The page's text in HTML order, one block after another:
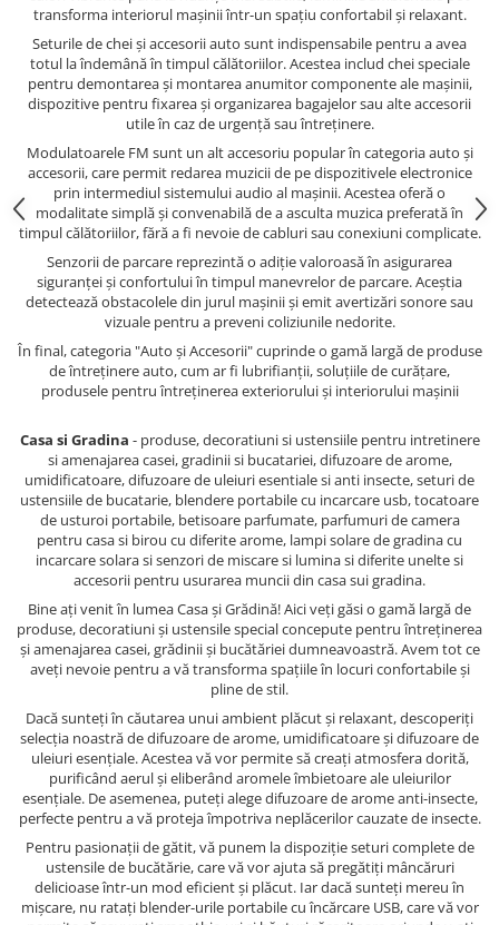
transforma interiorul mașinii într-un spațiu confortabil și relaxant.
Seturile de chei și accesorii auto sunt indispensabile pentru a avea
totul la îndemână în timpul călătoriilor. Acestea includ chei speciale
pentru demontarea și montarea anumitor componente ale mașinii,
dispozitive pentru fixarea și organizarea bagajelor sau alte accesorii
utile în caz de urgență sau întreținere.
Modulatoarele FM sunt un alt accesoriu popular în categoria auto și
accesorii, care permit redarea muzicii de pe dispozitivele electronice
prin intermediul sistemului audio al mașinii. Acestea oferă o
modalitate simplă și convenabilă de a asculta muzica preferată în
timpul călătoriilor, fără a fi nevoie de cabluri sau conexiuni complicate.
Senzorii de parcare reprezintă o adiție valoroasă în asigurarea
siguranței și confortului în timpul manevrelor de parcare. Aceștia
detectează obstacolele din jurul mașinii și emit avertizări sonore sau
vizuale pentru a preveni coliziunile nedorite.
În final, categoria "Auto și Accesorii" cuprinde o gamă largă de produse
de întreținere auto, cum ar fi lubrifianții, soluțiile de curățare,
produsele pentru întreținerea exteriorului și interiorului mașinii
Casa si Gradina - produse, decoratiuni si ustensiile pentru intretinere
si amenajarea casei, gradinii si bucatariei, difuzoare de arome,
umidificatoare, difuzoare de uleiuri esentiale si anti insecte, seturi de
ustensiile de bucatarie, blendere portabile cu incarcare usb, tocatoare
de usturoi portabile, betisoare parfumate, parfumuri de camera
pentru casa si birou cu diferite arome, lampi solare de gradina cu
incarcare solara si senzori de miscare si lumina si diferite unelte si
accesorii pentru usurarea muncii din casa sui gradina.
Bine ați venit în lumea Casa și Grădină! Aici veți găsi o gamă largă de
produse, decoratiuni și ustensile special concepute pentru întreținerea
și amenajarea casei, grădinii și bucătăriei dumneavoastră. Avem tot ce
aveți nevoie pentru a vă transforma spațiile în locuri confortabile și
pline de stil.
Dacă sunteți în căutarea unui ambient plăcut și relaxant, descoperiți
selecția noastră de difuzoare de arome, umidificatoare și difuzoare de
uleiuri esențiale. Acestea vă vor permite să creați atmosfera dorită,
purificând aerul și eliberând aromele îmbietoare ale uleiurilor
esențiale. De asemenea, puteți alege difuzoare de arome anti-insecte,
perfecte pentru a vă proteja împotriva neplăcerilor cauzate de insecte.
Pentru pasionații de gătit, vă punem la dispoziție seturi complete de
ustensile de bucătărie, care vă vor ajuta să pregătiți mâncăruri
delicioase într-un mod eficient și plăcut. Iar dacă sunteți mereu în
mișcare, nu ratați blender-urile portabile cu încărcare USB, care vă vor